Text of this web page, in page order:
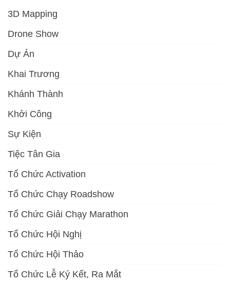
3D Mapping
Drone Show
Dự Án
Khai Trương
Khánh Thành
Khởi Công
Sự Kiện
Tiệc Tân Gia
Tổ Chức Activation
Tổ Chức Chạy Roadshow
Tổ Chức Giải Chạy Marathon
Tổ Chức Hội Nghị
Tổ Chức Hội Thảo
Tổ Chức Lễ Ký Kết, Ra Mắt